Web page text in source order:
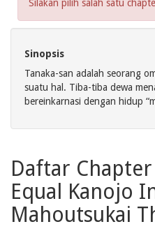
Silakan pilih salah satu
Sinopsis
Tanaka-san adalah seorang
suatu hal. Tiba-tiba dewa
bereinkarnasi dengan hidup
Daftar
Equal Kanojo
Mahoutsukai